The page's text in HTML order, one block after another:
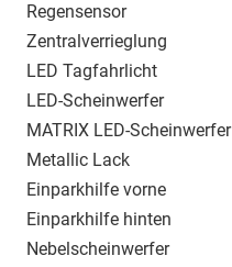
Regensensor
Zentralverrieglung
LED Tagfahrlicht
LED-Scheinwerfer
MATRIX LED-Scheinwerfer
Metallic Lack
Einparkhilfe vorne
Einparkhilfe hinten
Nebelscheinwerfer